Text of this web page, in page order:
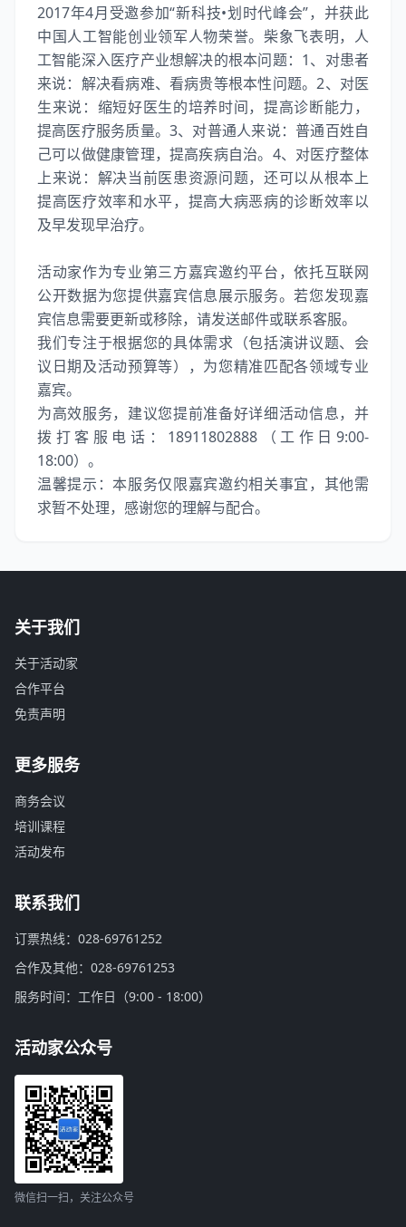
2017年4月受邀参加“新科技•划时代峰会”，并获此
中国人工智能创业领军人物荣誉。柴象飞表明，人
工智能深入医疗产业想解决的根本问题：1、对患者
来说：解决看病难、看病贵等根本性问题。2、对医
生来说：缩短好医生的培养时间，提高诊断能力，
提高医疗服务质量。3、对普通人来说：普通百姓自
己可以做健康管理，提高疾病自治。4、对医疗整体
上来说：解决当前医患资源问题，还可以从根本上
提高医疗效率和水平，提高大病恶病的诊断效率以
及早发现早治疗。
活动家作为专业第三方嘉宾邀约平台，依托互联网
公开数据为您提供嘉宾信息展示服务。若您发现嘉
宾信息需要更新或移除，请发送邮件或联系客服。
我们专注于根据您的具体需求（包括演讲议题、会
议日期及活动预算等），为您精准匹配各领域专业
嘉宾。
为高效服务，建议您提前准备好详细活动信息，并
拨打客服电话：18911802888（工作日9:00-
18:00）。
温馨提示：本服务仅限嘉宾邀约相关事宜，其他需
求暂不处理，感谢您的理解与配合。
关于我们
关于活动家
合作平台
免责声明
更多服务
商务会议
培训课程
活动发布
联系我们
订票热线：028-69761252
合作及其他：028-69761253
服务时间：工作日（9:00 - 18:00）
活动家公众号
微信扫一扫，关注公众号